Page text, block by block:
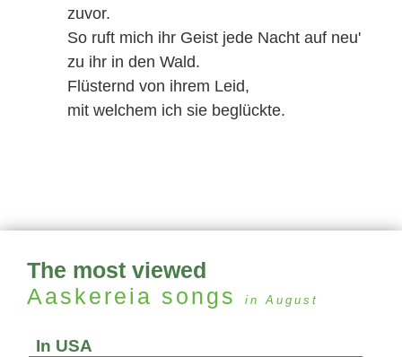
zuvor.
So ruft mich ihr Geist jede Nacht auf neu'
zu ihr in den Wald.
Flüsternd von ihrem Leid,
mit welchem ich sie beglückte.
The most viewed
Aaskereia songs in August
In USA